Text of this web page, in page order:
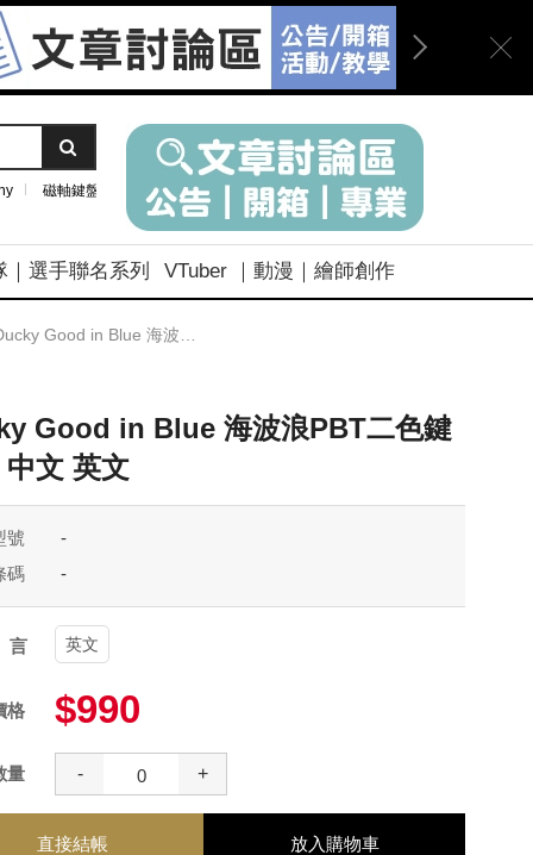
磁軸鍵盤
｜選手聯名系列 VTuber ｜動漫｜繪師創作
Good in Blue 海波浪PBT二色鍵帽組 中文 英文
Good in Blue 海波浪PBT二色鍵
中文 英文
號
-
碼
-
言 英文
格 $990
量 - +
直接結帳 放入購物車